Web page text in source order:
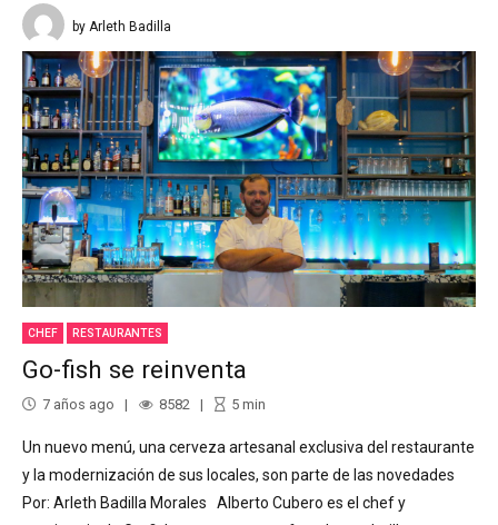
by Arleth Badilla
CHEF RESTAURANTES
Go-fish se reinventa
7 años ago 8582 5min
Un nuevo menú, una cerveza artesanal exclusiva del restaurante
y la modernización de sus locales, son parte de las novedades
Por: Arleth Badilla Morales Alberto Cubero es el chef y